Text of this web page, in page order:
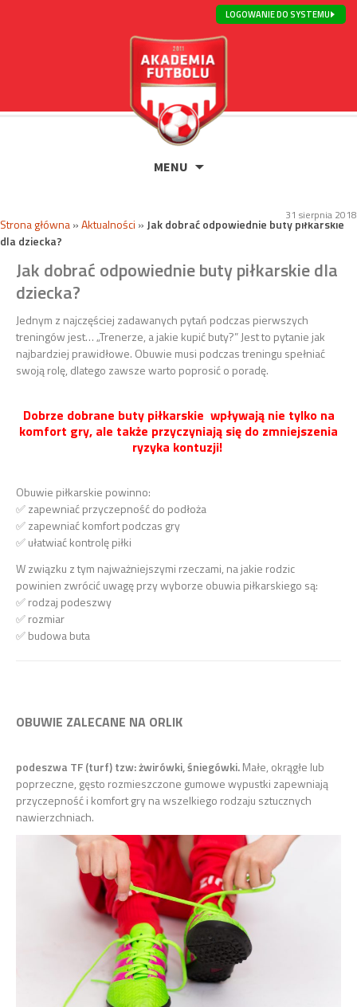
LOGOWANIE DO SYSTEMU
MENU
Strona główna»Aktualności » Jak dobrać odpowiednie buty piłkarskie
dla dziecka?
Jak dobrać odpowiednie buty piłkarskie dla
dziecka?
31 sierpnia 2018
Jednym z najczęściej zadawanych pytań podczas pierwszych
treningów jest… „Trenerze, a jakie kupić buty?” Jest to pytanie jak
najbardziej prawidłowe. Obuwie musi podczas treningu spełniać
swoją rolę, dlatego zawsze warto poprosić o poradę.
Dobrze dobrane buty piłkarskie wpływają nie tylko na
komfort gry, ale także przyczyniają się do zmniejszenia
ryzyka kontuzji!
Obuwie piłkarskie powinno:
✅ zapewniać przyczepność do podłoża
✅ zapewniać komfort podczas gry
✅ ułatwiać kontrolę piłki
W związku z tym najważniejszymi rzeczami, na jakie rodzic
powinien zwrócić uwagę przy wyborze obuwia piłkarskiego są:
✅ rodzaj podeszwy
✅ rozmiar
✅ budowa buta
OBUWIE ZALECANE NA ORLIK
podeszwa TF (turf) tzw: żwirówki, śniegówki.Małe, okrągłe lub
poprzeczne, gęsto rozmieszczone gumowe wypustki zapewniają
przyczepność i komfort gry na wszelkiego rodzaju sztucznych
nawierzchniach.